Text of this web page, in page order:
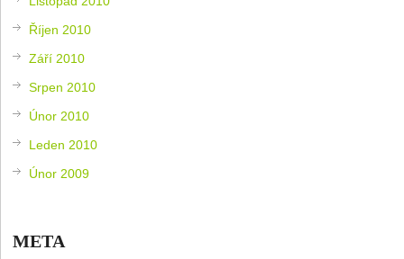
Říjen 2010
Září 2010
Srpen 2010
Únor 2010
Leden 2010
Únor 2009
META